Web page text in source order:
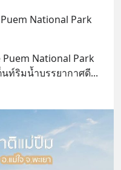
National Park
National Park
นท์ริมน้ำบรรยากาศดี...